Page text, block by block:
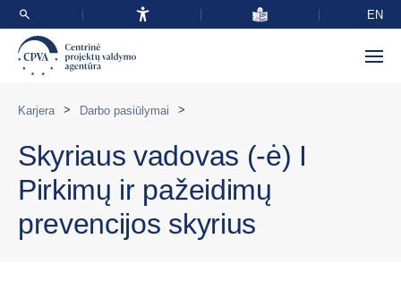
EN
Karjera > Darbo pasiūlymai >
Skyriaus vadovas (-ė) I
Pirkimų ir pažeidimų
prevencijos skyrius